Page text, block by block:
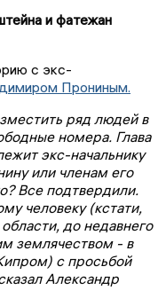
и фатежан
с экс-
Прониным.
ряд людей в
номера. Глава
экс-начальнику
или членам его
Все подтвердили.
человеку (кстати,
до недавнего
землячеством - в
с просьбой
Александр